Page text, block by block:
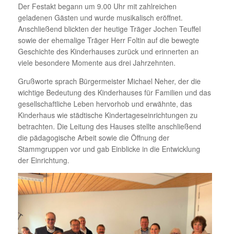
Der Festakt begann um 9.00 Uhr mit zahlreichen
geladenen Gästen und wurde musikalisch eröffnet.
Anschließend blickten der heutige Träger Jochen Teuffel
sowie der ehemalige Träger Herr Foltin auf die bewegte
Geschichte des Kinderhauses zurück und erinnerten an
viele besondere Momente aus drei Jahrzehnten.
Grußworte sprach Bürgermeister Michael Neher, der die
wichtige Bedeutung des Kinderhauses für Familien und das
gesellschaftliche Leben hervorhob und erwähnte, das
Kinderhaus wie städtische Kindertageseinrichtungen zu
betrachten. Die Leitung des Hauses stellte anschließend
die pädagogische Arbeit sowie die Öffnung der
Stammgruppen vor und gab Einblicke in die Entwicklung
der Einrichtung.